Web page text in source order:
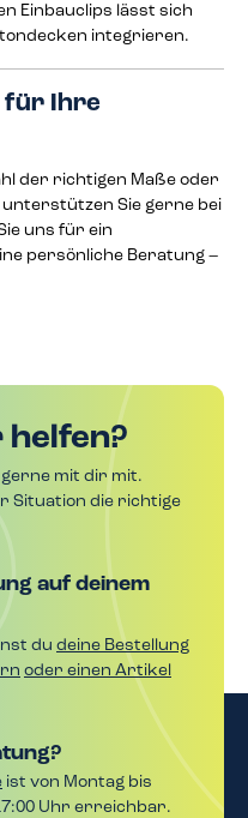
Einbauclips lässt sich
integrieren.
für Ihre
der richtigen Maße oder
unterstützen Sie gerne bei
uns für ein
persönliche Beratung –
mit dir mit.
Situation die richtige
auf deinem
du deine Bestellung
oder einen Artikel
ist von Montag bis
Uhr erreichbar.